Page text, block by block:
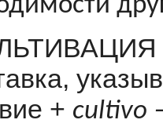
+ cultivo